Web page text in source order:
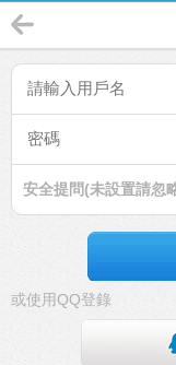
安全提問(未設置請忽
或使用QQ登錄